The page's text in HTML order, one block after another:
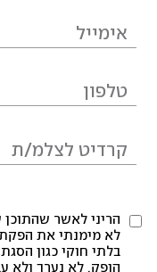
הריני לאשר
לא מימנתי את
בלתי חוקי כגון
הופק, לא נערך ולא